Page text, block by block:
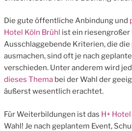
Die gute öffentliche Anbindung und
Hotel Köln Brühl ist ein riesengroßer
Ausschlaggebende Kriterien, die
ausmachen, sind oft je nach
verschieden. Unter anderem wird
dieses Thema bei der Wahl der
äußerst wesentlich erachtet.
Für Weiterbildungen ist das H+
Wahl! Je nach geplantem Event,